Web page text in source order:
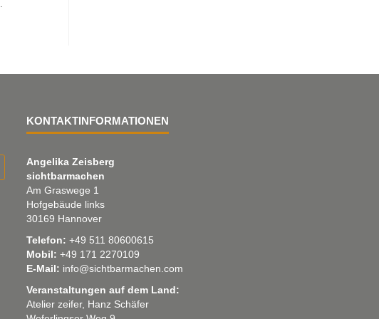
KONTAKTINFORMATIONEN
Angelika Zeisberg
sichtbarmachen
Am Graswege 1
Hofgebäude links
30169 Hannover
Telefon: +49 511 80600615
Mobil: +49 171 2270109
E-Mail: info@sichtbarmachen.com
Veranstaltungen auf dem Land:
Atelier zeifer, Hanz Schäfer